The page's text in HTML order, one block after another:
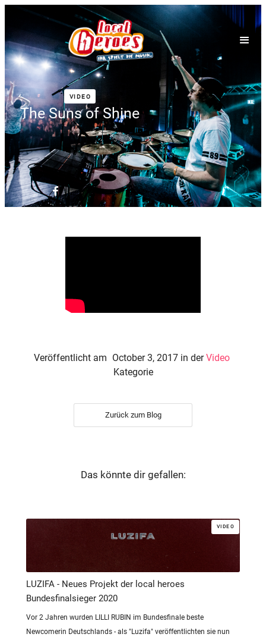
VIDEO
The Suns of Shine
Veröffentlicht am October 3, 2017 in der Video
Kategorie
Zurück zum Blog
Das könnte dir gefallen:
VIDEO
LUZIFA - Neues Projekt der local heroes
Bundesfinalsieger 2020
Vor 2 Jahren wurden LILLI RUBIN im Bundesfinale beste
Newcomerin Deutschlands - als "Luzifa" veröffentlichten sie nun